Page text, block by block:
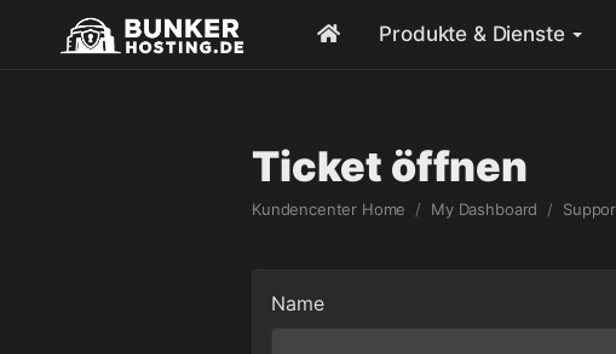
Produkte & Dienste
Ticket öffnen
Kundencenter Home My Dashboard
Name